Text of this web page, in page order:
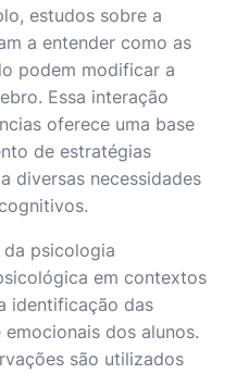
estudos sobre a
a entender como as
podem modificar a
Essa interação
oferece uma base
de estratégias
diversas necessidades
psicologia
em contextos
identificação das
dos alunos.
são utilizados